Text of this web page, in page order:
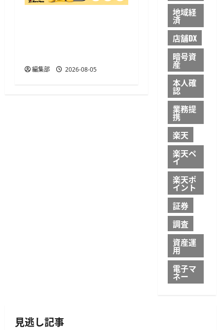
編集部 2026-08-05
地域経
済
店舗DX
暗号資
産
本人確
認
業務提
携
楽天
楽天ペ
イ
楽天ポ
イント
証券
調査
資産運
用
電子マ
ネー
見逃し記事